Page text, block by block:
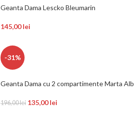
Geanta Dama Lescko Bleumarin
145,00lei
-31%
Geanta Dama cu 2 compartimente Marta Alb
196,00lei 135,00lei